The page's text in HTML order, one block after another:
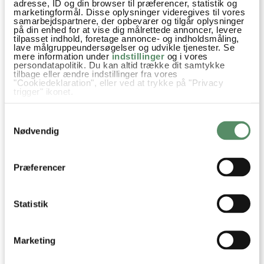
adresse, ID og din browser til præferencer, statistik og
marketingformål. Disse oplysninger videregives til vores
samarbejdspartnere, der opbevarer og tilgår oplysninger
på din enhed for at vise dig målrettede annoncer, levere
tilpasset indhold, foretage annonce- og indholdsmåling,
lave målgruppeundersøgelser og udvikle tjenester. Se
mere information underindstillinger og i vores
persondatapolitik. Du kan altid trække dit samtykke
tilbage eller ændre indstillinger fra vores
"Cookiedeklaration", eller ved at trykke på "Privacy
trigger" ikonet.
Indsamle præcise oplysninger om din placering,
der kan være nøjagtig inden for få meter
Identificere din enhed baseret på en scanning af
Nødvendig
Præferencer
Statistik
Marketing
FORLOREN HARE COQ AU VIN
Muskatnød